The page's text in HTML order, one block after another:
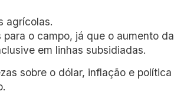
agrícolas.
o campo, já que o aumento da
em linhas subsidiadas.
sobre o dólar, inflação e política